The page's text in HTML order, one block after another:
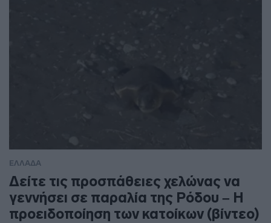
ΕΛΛΑΔΑ
Δείτε τις προσπάθειες χελώνας να
γεννήσει σε παραλία της Ρόδου – Η
προειδοποίηση των κατοίκων (βίντεο)